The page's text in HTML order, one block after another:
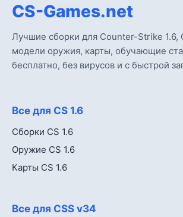
CS-Games.net
Лучшие сборки для Counter-Strike 1.6,
модели оружия, карты, обучающие
бесплатно, без вирусов и с быстрой
Все для CS 1.6
Сборки CS 1.6
Оружие CS 1.6
Карты CS 1.6
Все для CSS v34